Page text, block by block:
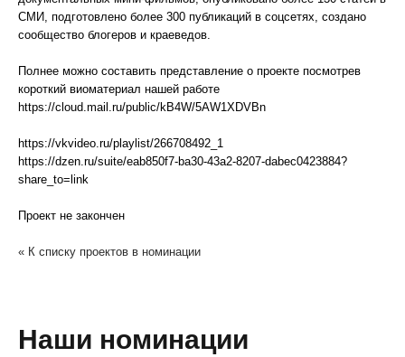
СМИ, подготовлено более 300 публикаций в соцсетях, создано
сообщество блогеров и краеведов.
Полнее можно составить представление о проекте посмотрев
короткий виоматериал нашей работе
https://cloud.mail.ru/public/kB4W/5AW1XDVBn
https://vkvideo.ru/playlist/266708492_1
https://dzen.ru/suite/eab850f7-ba30-43a2-8207-dabec0423884?
share_to=link
Проект не закончен
« К списку проектов в номинации
Наши номинации